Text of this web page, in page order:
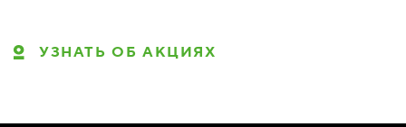
УЗНАТЬ ОБ АКЦИЯХ